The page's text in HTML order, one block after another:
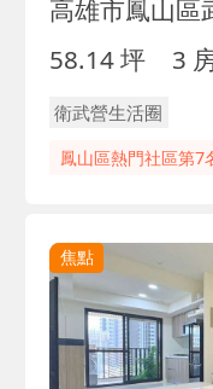
高雄市鳳山區
58.14 坪 3
衛武營生活圈
鳳山區熱門社區第7
焦點